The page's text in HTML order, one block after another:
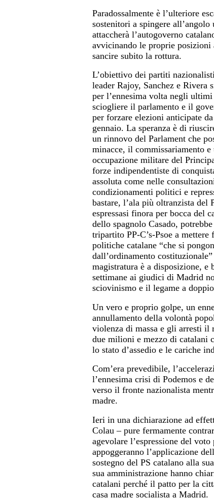
Paradossalmente è l’ulteriore
sostenitori a spingere
attaccherà l’autogoverno
avvicinando le proprie posizioni
sancire subito la rottura.
L’obiettivo dei partiti
leader Rajoy, Sanchez e Rivera
per l’ennesima volta negli
sciogliere il parlamento e il
per forzare elezioni anticipate
gennaio. La speranza è di
un rinnovo del Parlament che
minacce, il commissariamento e
occupazione militare del
forze indipendentiste di
assoluta come nelle
condizionamenti politici e
bastare, l’ala più oltranzista del
espressasi finora per bocca del
dello spagnolo Casado,
tripartito PP-C’s-Psoe a
politiche catalane “che si
dall’ordinamento
magistratura è a disposizione, e
settimane ai giudici di Madrid
sciovinismo e il legame a
Un vero e proprio golpe, un
annullamento della volontà
violenza di massa e gli arresti
due milioni e mezzo di catalani
lo stato d’assedio e le cariche
Com’era prevedibile,
l’ennesima crisi di Podemos e
verso il fronte nazionalista
madre.
Ieri in una dichiarazione ad
Colau – pure fermamente
agevolare l’espressione del
appoggeranno l’applicazione
sostegno del PS catalano alla
sua amministrazione hanno
catalani perché il patto per la
casa madre socialista a Madrid.